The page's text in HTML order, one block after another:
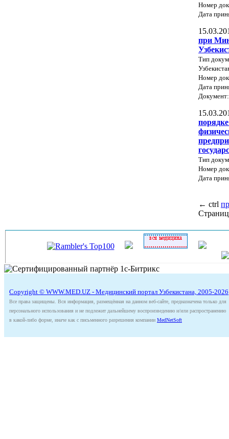
Номер
Дата
при
Тип
Номер
Дата
Тип
Номер
Дата
← ctrl
Copyright © WWW.MED.UZ - Медицинский портал Узбекистана, 2005-2026
Все права защищены. Вся информация, размещённая на данном веб-сайте, предназначена только для
персонального использования и не подлежит дальнейшему воспроизведению и/или распространению
в какой-либо форме, иначе как с письменного разрешения компании MedNetSoft